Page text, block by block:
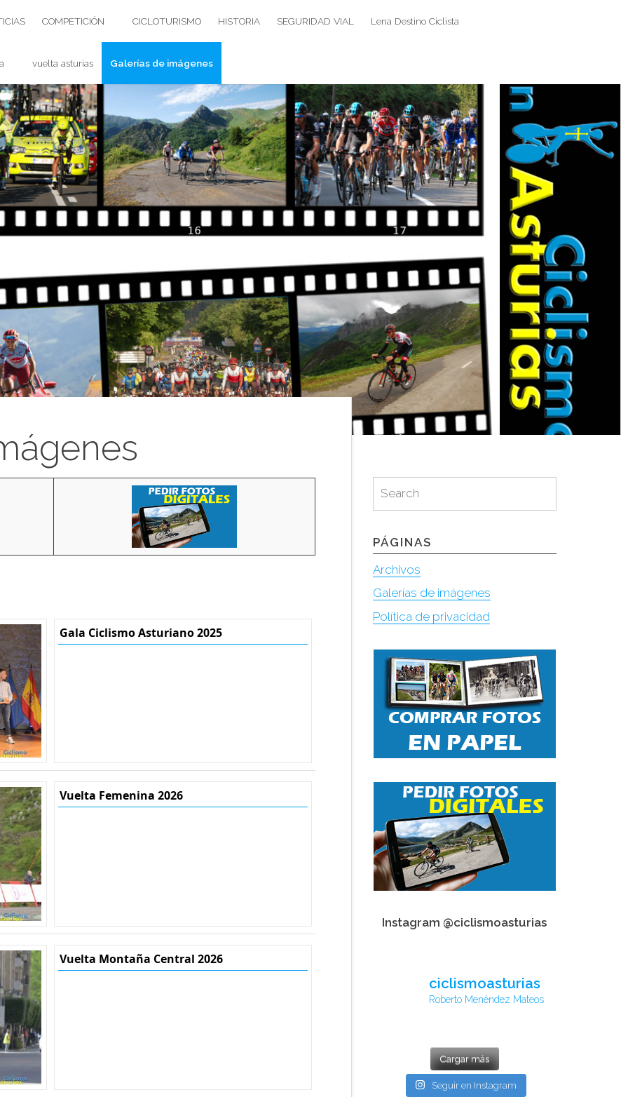
COMPETICIÓN CICLOTURISMO HISTORIA SEGURIDAD VIAL Lena Destino Ciclista
vuelta asturias Galerías de imágenes
Gala Ciclismo Asturiano 2025
Vuelta Femenina 2026
Vuelta Montaña Central 2026
for:
Search
PÁGINAS
Archivos
Galerías de imágenes
Política de privacidad
Instagram @ciclismoasturias
ciclismoasturias
Roberto Menéndez Mateos
Cargar más
Seguir en Instagram